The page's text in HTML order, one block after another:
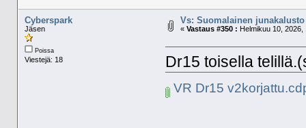
Cyberspark
Jäsen
Poissa
Viestejä: 18
Vs: Suomalainen
« Vastaus #350 : Helmikuu 10, 2026,
Dr15 toisella
VR Dr15